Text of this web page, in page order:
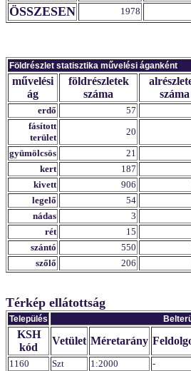
ÖSSZESEN 1978
Földrészlet statisztika művelési áganként
művelési
ág
földrészletek
száma
száma
erdő 57
fásított
terület
20
gyümölcsös
21
kert
187
kivett
906
legelő
54
nádas
3
rét
15
szántó
550
szőlő
206
Térkép ellátottság
Település
KSH
kód
Vetület Méretarány
1160 Szt 1:2000 -